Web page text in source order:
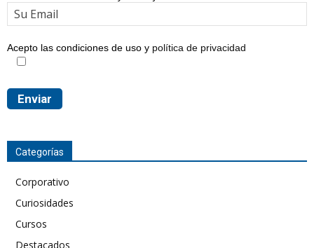
Acepto las condiciones de uso y política de privacidad
Categorías
Corporativo
Curiosidades
Cursos
Destacados